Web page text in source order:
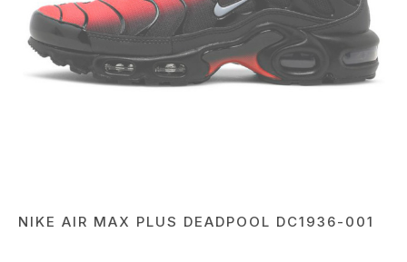
NIKE AIR MAX PLUS DEADPOOL DC1936-001